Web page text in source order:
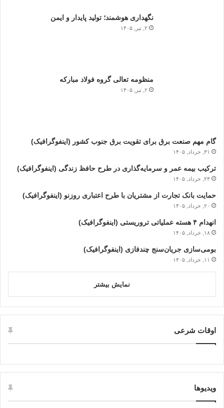
نگهداری هوشمند؛ تولید پایدار و ایمن
۲, تیر, ۱۴۰۵
منظومه تعالی گروه فولاد مبارکه
۲, تیر, ۱۴۰۵
گام مهم صنعت برق برای تقویت برق جنوب کشور (اینفوگرافیک)
۳۱, خرداد, ۱۴۰۵
ترکیب بیمه عمر و سرمایه‌گذاری در طرح حافظ زندگی (اینفوگرافیک)
۲۳, خرداد, ۱۴۰۵
حمایت بانک تجارت از مشتریان با طرح اعتباری روزنو (اینفوگرافیک)
۲۰, خرداد, ۱۴۰۵
انهدام ۴ هسته عملیاتی تروریستی (اینفوگرافیک)
۱۸, خرداد, ۱۴۰۵
بومی‌سازی جریان‌سنج چندفازی (اینفوگرافیک)
۱۱, خرداد, ۱۴۰۵
نمایش بیشتر
اوقات شرعی
ویدیوها